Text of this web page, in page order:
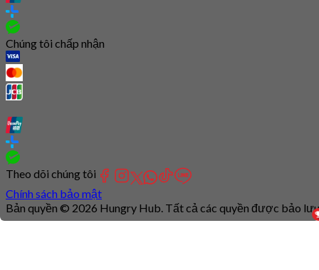
Chúng tôi chấp nhận
Theo dõi chúng tôi
Chính sách bảo mật
Bản quyền © 2026 Hungry Hub. Tất cả các quyền được bảo
Connection